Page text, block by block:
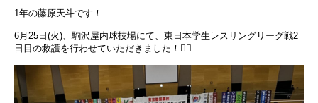
1年の藤原天斗です！
6月25日(火)、駒沢屋内球技場にて、東日本学生レスリングリーグ戦2
日目の救護を行わせていただきました！🤼‍♂️